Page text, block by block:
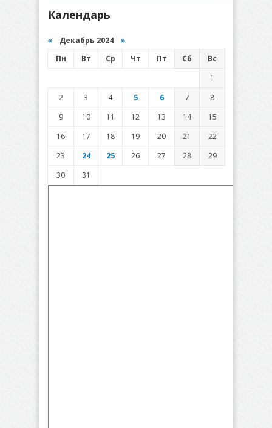
Календарь
« Декабрь 2024 »
Пн
Вт Ср Чт Пт Сб
Вс
1
2
3 4 5 6 7
8
9
10 11 12 13 14
15
16
17 18 19 20 21
22
23
24 25 26 27 28
29
30
31